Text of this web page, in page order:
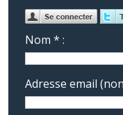
Nom * :
Adresse email